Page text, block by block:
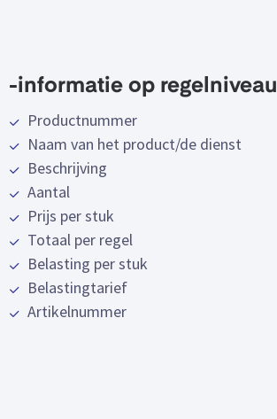
-informatie op regelniveau
Productnummer
Naam van het product/de dienst
Beschrijving
Aantal
Prijs per stuk
Totaal per regel
Belasting per stuk
Belastingtarief
Artikelnummer